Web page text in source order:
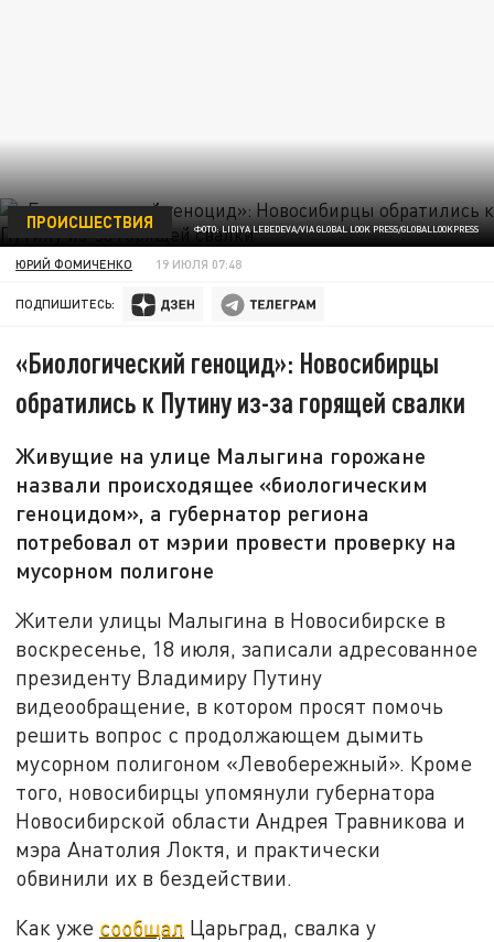
ФОТО: LIDIYA LEBEDEVA/VIA GLOBAL LOOK PRESS/GLOBALLOOKPRESS
ПРОИСШЕСТВИЯ
ЮРИЙ ФОМИЧЕНКО 19 ИЮЛЯ 07:48
ПОДПИШИТЕСЬ:
«Биологический геноцид»: Новосибирцы
обратились к Путину из-за горящей свалки
Живущие на улице Малыгина горожане
назвали происходящее «биологическим
геноцидом», а губернатор региона
потребовал от мэрии провести проверку на
мусорном полигоне
Жители улицы Малыгина в Новосибирске в
воскресенье, 18 июля, записали адресованное
президенту Владимиру Путину
видеообращение, в котором просят помочь
решить вопрос с продолжающем дымить
мусорном полигоном «Левобережный». Кроме
того, новосибирцы упомянули губернатора
Новосибирской области Андрея Травникова и
мэра Анатолия Локтя, и практически
обвинили их в бездействии.
Как уже сообщал Царьград, свалка у